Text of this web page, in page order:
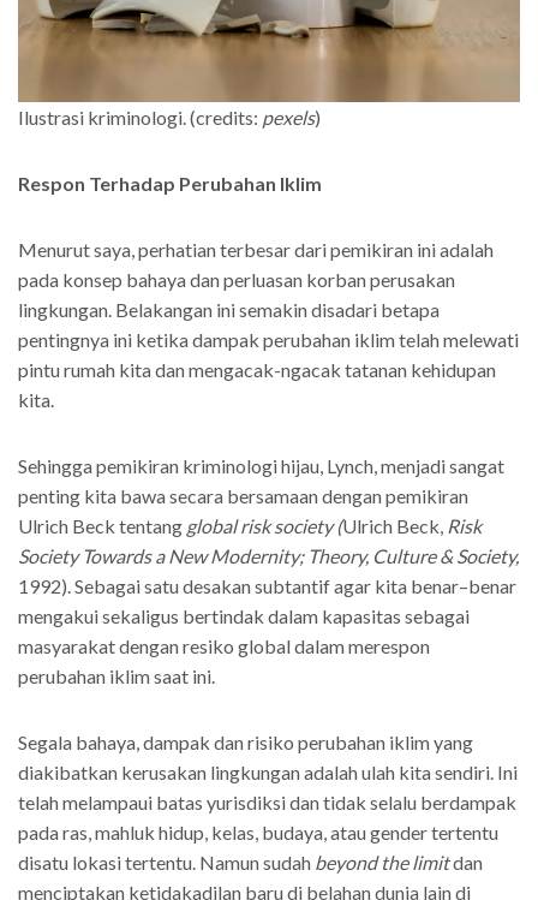
Ilustrasi kriminologi. (credits: pexels)
Respon Terhadap Perubahan Iklim
Menurut saya, perhatian terbesar dari pemikiran ini adalah
pada konsep bahaya dan perluasan korban perusakan
lingkungan. Belakangan ini semakin disadari betapa
pentingnya ini ketika dampak perubahan iklim telah melewati
pintu rumah kita dan mengacak-ngacak tatanan kehidupan
kita.
Sehingga pemikiran kriminologi hijau, Lynch, menjadi sangat
penting kita bawa secara bersamaan dengan pemikiran
Ulrich Beck tentang global risk society (Ulrich Beck, Risk
Society Towards a New Modernity; Theory, Culture & Society,
1992). Sebagai satu desakan subtantif agar kita benar–benar
mengakui sekaligus bertindak dalam kapasitas sebagai
masyarakat dengan resiko global dalam merespon
perubahan iklim saat ini.
Segala bahaya, dampak dan risiko perubahan iklim yang
diakibatkan kerusakan lingkungan adalah ulah kita sendiri. Ini
telah melampaui batas yurisdiksi dan tidak selalu berdampak
pada ras, mahluk hidup, kelas, budaya, atau gender tertentu
disatu lokasi tertentu. Namun sudah beyond the limitdan
menciptakan ketidakadilan baru di belahan dunia lain di